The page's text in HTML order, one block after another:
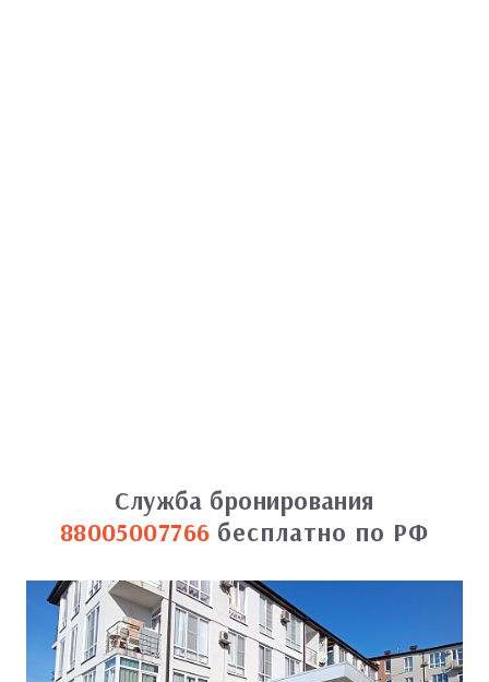
Служба бронирования
88005007766 бесплатно по РФ